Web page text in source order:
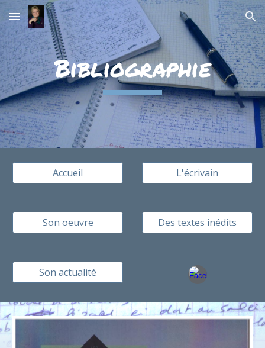
Skip to main content Skip to navigation
Bibliographie
Accueil L'écrivain
Son oeuvre Des textes inédits
Son actualité